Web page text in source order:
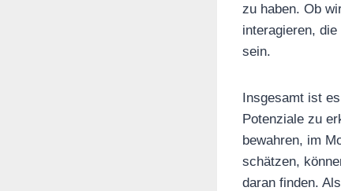
zu haben. Ob
interagieren,
sein.
Insgesamt ist
Potenziale zu
bewahren, im
schätzen,
daran finden.